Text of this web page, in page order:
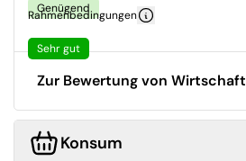
Genügend
Rahmenbedingungen
Sehr gut
Zur Bewertung von Wirtschaft
Konsum